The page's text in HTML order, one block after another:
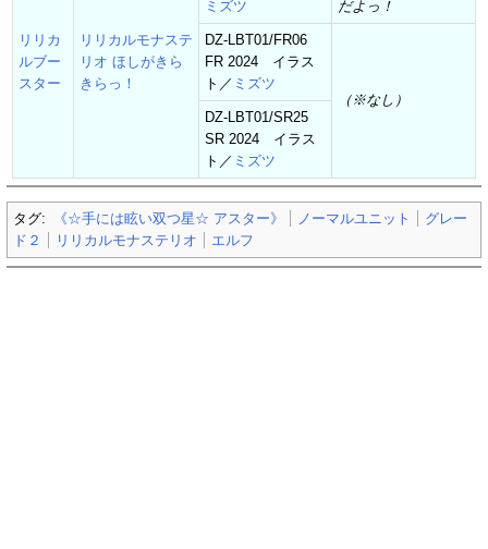
リリカ
ルブー
スター
リリカルモナステ
リオ ほしがきら
きらっ！
ミズツ
だよっ！
DZ-LBT01/FR06
FR 2024 イラス
ト／ ミズツ
（※なし）
DZ-LBT01/SR25
SR 2024 イラス
ト／ ミズツ
タグ: 《☆手には眩い双つ星☆ アスター》 ノーマルユニット
グレー
ド２
リリカルモナステリオ エルフ